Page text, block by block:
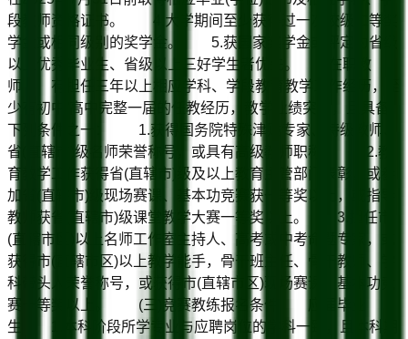
段教师资格证书。 4.大学期间至少获得过一次校级二等奖
学金或相同级别的奖学金。 5.获国家奖学金或评定为省级
以上优秀毕业生、省级以上三好学生者优先。 在职教
师 有担任三年以上相应学科、学段教育教学工作经历，至
少有初中/高中完整一届的任教经历，教学业绩突出，且具备
下列条件之一： 1.获得国务院特殊津贴专家、特级教师、
省(直辖市)级名师荣誉称号，或具有高级教师职称。 2.教
育教学工作获得省(直辖市)级及以上教育主管部门表彰，或参
加省(直辖市)级现场赛课、基本功竞赛获一等奖以上，或指导
教师获省(直辖市)级课堂教学大赛一等奖以上。 3.担任市
(直辖市区)以上名师工作室主持人、高考或中考命题专家，或
获得市(直辖市区)以上教学能手，骨干班主任、骨干教师、学
科带头人荣誉称号，或获得市(直辖市区)现场赛课、基本功竞
赛一等奖以上。 (三)竞赛教练报名条件 应届毕业
生 1.本科阶段所学专业与应聘岗位的学科一致，且本科期